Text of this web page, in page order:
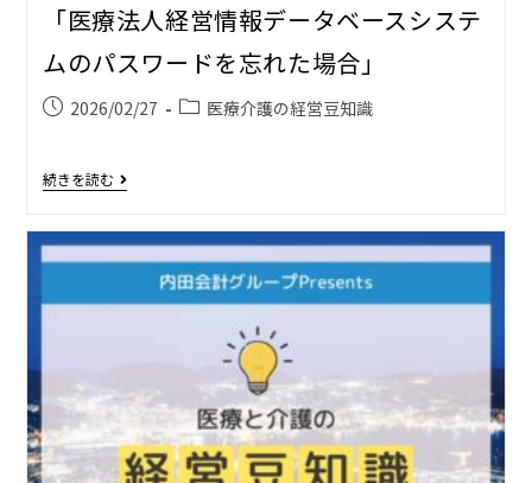
「医療法人経営情報データベースシステ
ムのパスワードを忘れた場合」
2026/02/27 医療介護の経営豆知識
続きを読む